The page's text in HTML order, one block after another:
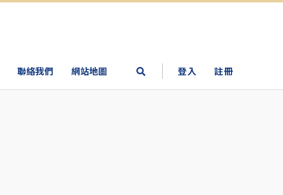
聯絡我們 網站地圖 登入 註冊